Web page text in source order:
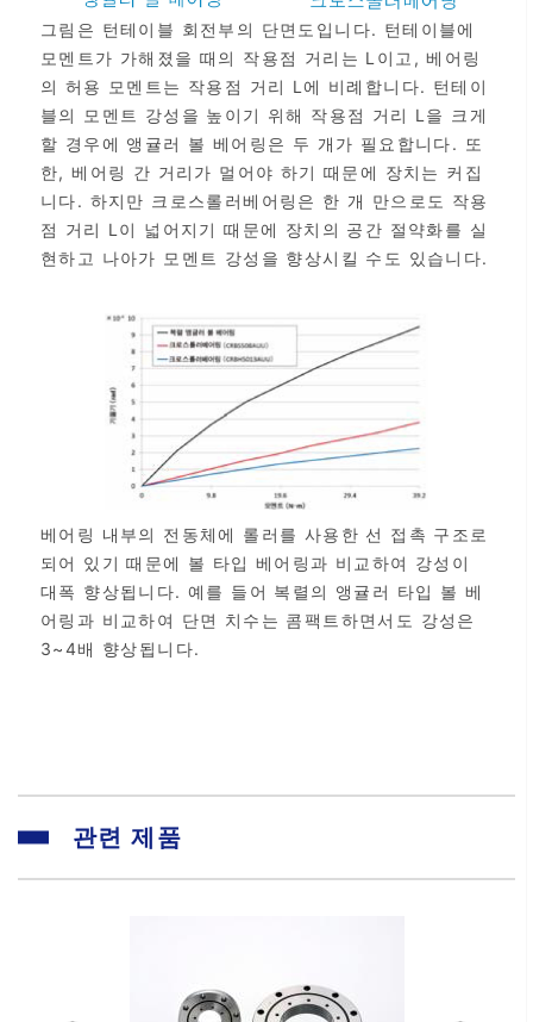
그림은 턴테이블 회전부의 단면도입니다. 턴테이블에
모멘트가 가해졌을 때의 작용점 거리는 L이고, 베어링
의 허용 모멘트는 작용점 거리 L에 비례합니다. 턴테이
블의 모멘트 강성을 높이기 위해 작용점 거리 L을 크게
할 경우에 앵귤러 볼 베어링은 두 개가 필요합니다. 또
한, 베어링 간 거리가 멀어야 하기 때문에 장치는 커집
니다. 하지만 크로스롤러베어링은 한 개 만으로도 작용
점 거리 L이 넓어지기 때문에 장치의 공간 절약화를 실
현하고 나아가 모멘트 강성을 향상시킬 수도 있습니다.
베어링 내부의 전동체에 롤러를 사용한 선 접촉 구조로
되어 있기 때문에 볼 타입 베어링과 비교하여 강성이
대폭 향상됩니다. 예를 들어 복렬의 앵귤러 타입 볼 베
어링과 비교하여 단면 치수는 콤팩트하면서도 강성은
3~4배 향상됩니다.
관련 제품